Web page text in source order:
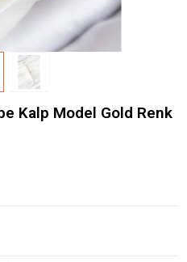
Kalp Model Gold Renk